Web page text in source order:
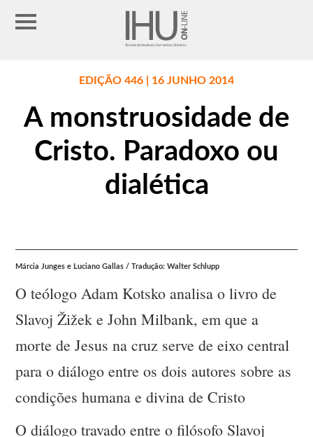
EDIÇÃO 446 | 16 JUNHO 2014
A monstruosidade de
Cristo. Paradoxo ou
dialética
Márcia Junges e Luciano Gallas / Tradução: Walter Schlupp
O teólogo Adam Kotsko analisa o livro de
Slavoj Žižek e John Milbank, em que a
morte de Jesus na cruz serve de eixo central
para o diálogo entre os dois autores sobre as
condições humana e divina de Cristo
O diálogo travado entre o filósofo Slavoj